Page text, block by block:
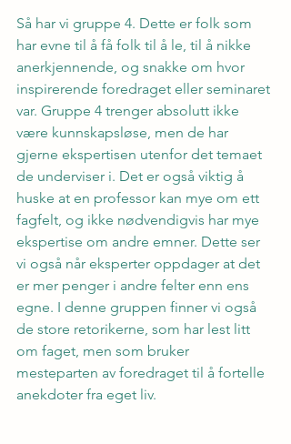
Så har vi gruppe 4. Dette er folk som
har evne til å få folk til å le, til å nikke
anerkjennende, og snakke om hvor
inspirerende foredraget eller seminaret
var. Gruppe 4 trenger absolutt ikke
være kunnskapsløse, men de har
gjerne ekspertisen utenfor det temaet
de underviser i. Det er også viktig å
huske at en professor kan mye om ett
fagfelt, og ikke nødvendigvis har mye
ekspertise om andre emner. Dette ser
vi også når eksperter oppdager at det
er mer penger i andre felter enn ens
egne. I denne gruppen finner vi også
de store retorikerne, som har lest litt
om faget, men som bruker
mesteparten av foredraget til å fortelle
anekdoter fra eget liv.